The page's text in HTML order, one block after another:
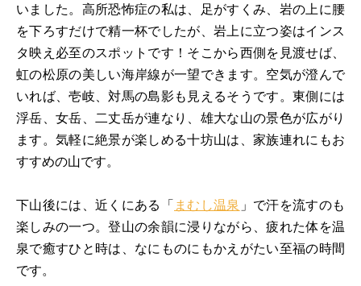
いました。高所恐怖症の私は、足がすくみ、岩の上に腰
を下ろすだけで精一杯でしたが、岩上に立つ姿はインス
タ映え必至のスポットです！そこから西側を見渡せば、
虹の松原の美しい海岸線が一望できます。空気が澄んで
いれば、壱岐、対馬の島影も見えるそうです。東側には
浮岳、女岳、二丈岳が連なり、雄大な山の景色が広がり
ます。気軽に絶景が楽しめる十坊山は、家族連れにもお
すすめの山です。
下山後には、近くにある「 まむし温泉 」で汗を流すのも
楽しみの一つ。登山の余韻に浸りながら、疲れた体を温
泉で癒すひと時は、なにものにもかえがたい至福の時間
です。